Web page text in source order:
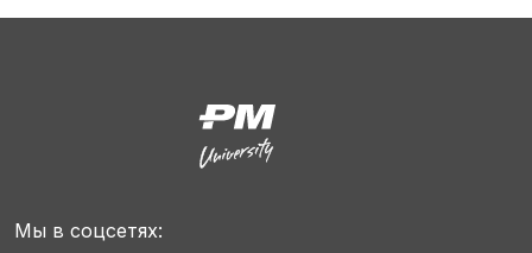
Мы в соцсетях: